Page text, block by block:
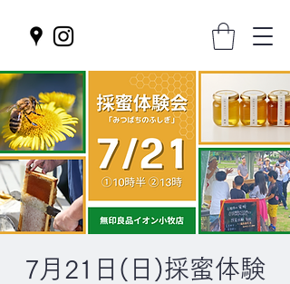
7月21日(日)採蜜体験